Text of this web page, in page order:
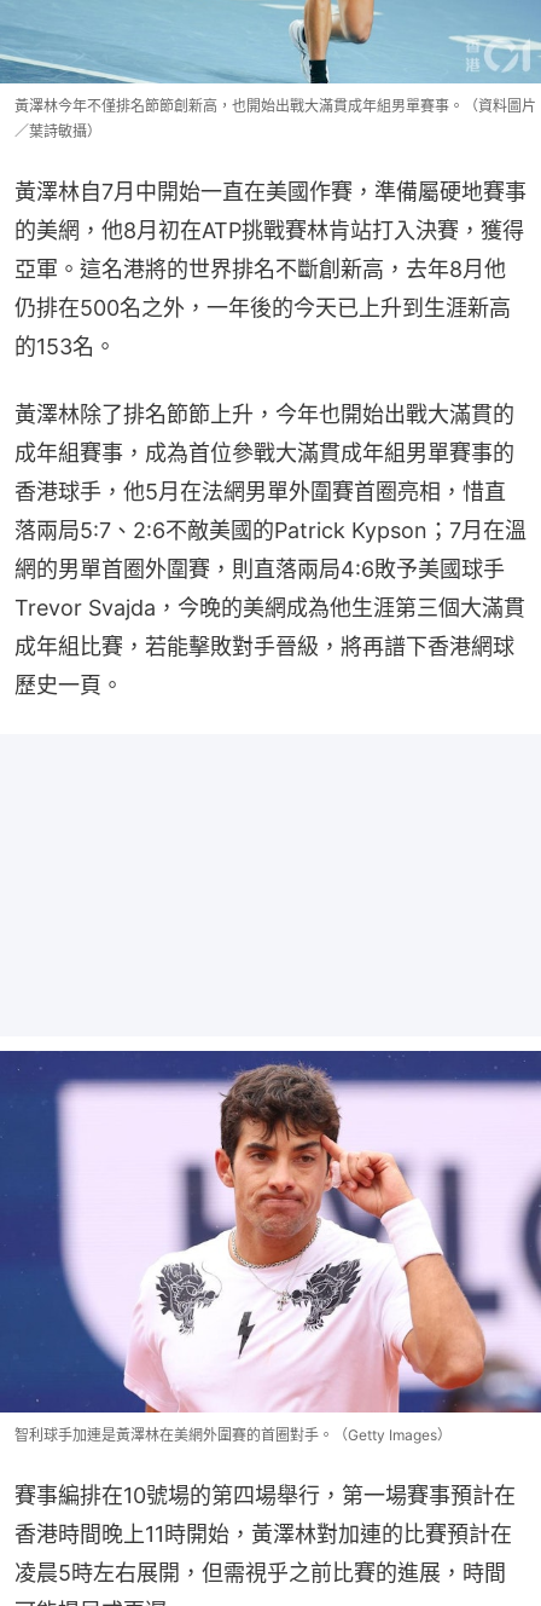
黃澤林今年不僅排名節節創新高，也開始出戰大滿貫成年組男單賽事。（資料圖片
／葉詩敏攝）
黃澤林自7月中開始一直在美國作賽，準備屬硬地賽事
的美網，他8月初在ATP挑戰賽林肯站打入決賽，獲得
亞軍。這名港將的世界排名不斷創新高，去年8月他
仍排在500名之外，一年後的今天已上升到生涯新高
的153名。
黃澤林除了排名節節上升，今年也開始出戰大滿貫的
成年組賽事，成為首位參戰大滿貫成年組男單賽事的
香港球手，他5月在法網男單外圍賽首圈亮相，惜直
落兩局5:7、2:6不敵美國的Patrick Kypson；7月在溫
網的男單首圈外圍賽，則直落兩局4:6敗予美國球手
Trevor Svajda，今晚的美網成為他生涯第三個大滿貫
成年組比賽，若能擊敗對手晉級，將再譜下香港網球
歷史一頁。
智利球手加連是黃澤林在美網外圍賽的首圈對手。（Getty Images）
賽事編排在10號場的第四場舉行，第一場賽事預計在
香港時間晚上11時開始，黃澤林對加連的比賽預計在
凌晨5時左右展開，但需視乎之前比賽的進展，時間